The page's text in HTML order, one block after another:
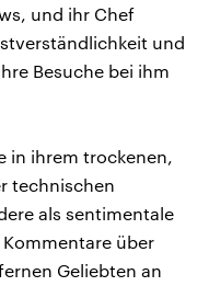
und ihr Chef
und
Besuche bei ihm
in ihrem trockenen,
technischen
als sentimentale
über
Geliebten an